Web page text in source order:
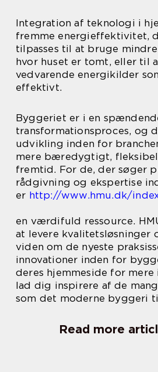
Integration af teknologi i
fremme energieffektivitet,
tilpasses til at bruge
hvor huset er tomt, eller til
vedvarende energikilder
effektivt.
Byggeriet er i en
transformationsproces, og
udvikling inden for
mere bæredygtigt,
fremtid. For de, der søger
rådgivning og ekspertise
er http://www.hmu.dk/
en værdifuld ressource.
at levere kvalitetsløsninger
viden om de nyeste
innovationer inden for
deres hjemmeside for
lad dig inspirere af de
som det moderne byggeri
Read more